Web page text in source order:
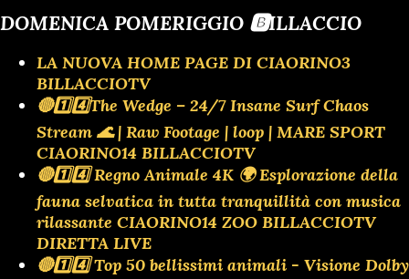
DOMENICA POMERIGGIO 🅱️ILLACCIO
LA NUOVA HOME PAGE DI CIAORINO3
BILLACCIOTV
🔴1️⃣4️⃣The Wedge – 24/7 Insane Surf Chaos
Stream 🌊 | Raw Footage | loop | MARE SPORT
CIAORINO14 BILLACCIOTV
🔴1️⃣4️⃣ Regno Animale 4K 🌍 Esplorazione della
fauna selvatica in tutta tranquillità con musica
rilassante CIAORINO14 ZOO BILLACCIOTV
DIRETTA LIVE
🔴1️⃣4️⃣ Top 50 bellissimi animali - Visione Dolby